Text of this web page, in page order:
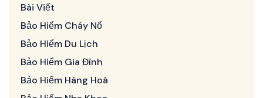
Bài Viết
Bảo Hiểm Cháy Nổ
Bảo Hiểm Du Lịch
Bảo Hiểm Gia Đình
Bảo Hiểm Hàng Hoá